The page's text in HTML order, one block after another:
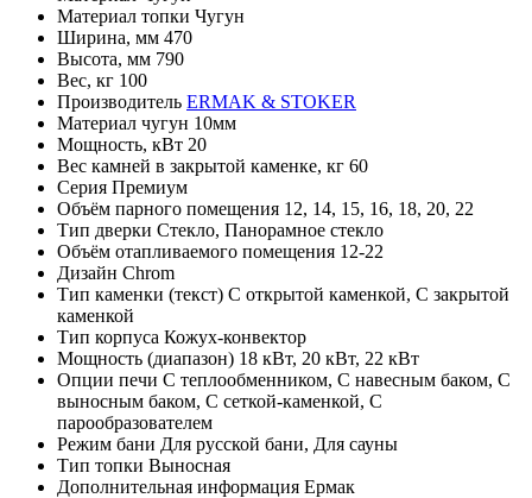
Материал топки Чугун
Ширина, мм 470
Высота, мм 790
Вес, кг 100
Производитель ERMAK & STOKER
Материал чугун 10мм
Мощность, кВт 20
Вес камней в закрытой каменке, кг 60
Серия Премиум
Объём парного помещения 12, 14, 15, 16, 18, 20, 22
Тип дверки Стекло, Панорамное стекло
Объём отапливаемого помещения 12-22
Дизайн Chrom
Тип каменки (текст) С открытой каменкой, С закрытой
каменкой
Тип корпуса Кожух-конвектор
Мощность (диапазон) 18 кВт, 20 кВт, 22 кВт
Опции печи С теплообменником, С навесным баком, С
выносным баком, С сеткой-каменкой, С
парообразователем
Режим бани Для русской бани, Для сауны
Тип топки Выносная
Дополнительная информация Ермак